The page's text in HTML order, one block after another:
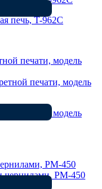
печь, T-962С
печати, модель
печати, модель
PM-450